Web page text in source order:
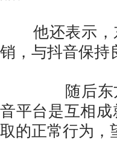
他还表示，
销，与抖音保持
随后东方甄
音平台是互相
取的正常行为，